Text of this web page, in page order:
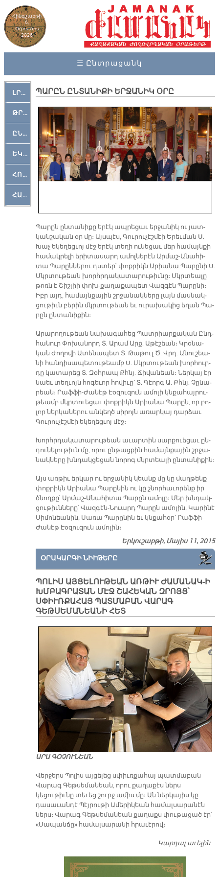
Հինգշաբթի
6,
Օգոստոս
2026
☰ Ընտրացանկ
ԼՐԱՀՈՍ
ԹՐՔԱՀԱՅ ԿԵԱՆՔ
ԸՆԿԵՐԱՄՇԱԿՈՒԹԱՅԻՆ
ԵԿԵՂԵՑԱԿԱՆ
ՀՈԳԵՄՏԱՒՈՐ
ՀԱՐԹԱԿ
ՊԱՐԸՆ ԸՆՏԱՆԻՔԻ ԵՐՋԱՆԻԿ ՕՐԸ
Պա­րըն ըն­տա­նի­քը ե­րէկ ապ­րե­ցաւ եր­ջա­նիկ ու յատ­
կան­շա­կան օր մը։ Այս­պէս, Գու­րու­չէշ­մէի Ե­րեւ­ման Ս.
Խաչ ե­կե­ղեց­ւոյ մէջ ե­րէկ տե­ղի ու­նե­ցաւ մեր հա­մայն­քի
հա­մակ­րե­լի ե­րի­տա­սարդ ա­մոլ­նե­րէն Ար­մաշ-Ա­նա­հի­
տա Պա­րըն­նե­րու դստեր՝ փոք­րիկն Ա­րիա­նա Պա­րը­նի Ս.
Մկրտու­թեան խորհր­դա­կա­տա­րու­թիւ­նը։ Մկրտեա­լը
թոռն է Շիշ­լիի փոխ-քա­ղա­քա­պետ Վազ­գէն Պա­րը­նի։
Իբր այդ, հա­մայն­քա­յին շրջա­նակ­նե­րը լայն մաս­նակ­
ցու­թիւն բե­րին մկրտու­թեան եւ ու­րա­խա­կից ե­ղան Պա­
րըն ըն­տա­նի­քին։
Ա­րա­րո­ղու­թեան նա­խա­գա­հեց Պատ­րիար­քա­կան Ընդ­
հա­նուր Փո­խա­նորդ Տ. Ա­րամ Արք. Ա­թէ­շեան։ Կրօ­նա­
կան Ժո­ղո­վի Ա­տե­նա­պետ Տ. Թա­թուլ Ծ. Վրդ. Ա­նու­շեա­
նի հան­դի­սա­պե­տու­թեամբ Ս. Մկրտու­թեան խոր­հուր­
դը կա­տա­րեց Տ. Զօհ­րապ Քհնյ. Ճի­վա­նեան։ Ներ­կայ էր
նաեւ տեղ­ւոյն հո­գե­ւոր հո­վի­ւը՝ Տ. Գէորգ Ա. Քհնյ. Չը­նա­
րեան։ Րաֆ­ֆի-Ժա­նէթ Էօ­զու­զուն ա­մո­լի կնքա­հայ­րու­
թեամբ մկրտուե­ցաւ փոք­րիկն Ա­րիա­նա Պա­րըն, որ բո­
լոր ներ­կա­նե­րու ան­կեղծ սի­րոյն ա­ռար­կայ դար­ձաւ
Գու­րու­չէշ­մէի ե­կե­ղեց­ւոյ մէջ։
Խորհր­դա­կա­տա­րու­թեան ա­ւար­տին սար­քուե­ցաւ ըն­
դու­նե­լու­թիւն մը, ո­րու ըն­թաց­քին հա­մայն­քա­յին շրջա­
նակ­նե­րը խնդակ­ցե­ցան նո­րոգ մկրտեա­լի ընտանիքին։
Այս առ­թիւ եր­կար ու եր­ջա­նիկ կեանք մը կը մաղ­թենք
փոք­րիկն Ա­րիա­նա Պա­րը­նին ու կը շնոր­հա­ւո­րենք իր
ծնող­քը՝ Ար­մաշ-Ա­նա­հի­տա Պա­րըն ա­մո­լը։ Մեր խնդակ­
ցու­թիւն­նե­րը՝ Վազ­գէն-Նուարդ Պա­րըն ա­մո­լին, Կա­րի­նէ
Սի­մո­նեա­նին, Սա­ռա Պա­րը­նին եւ կնքա­հօր՝ Րաֆ­ֆի-
Ժա­նէթ Էօ­զու­զուն ա­մո­լին։
Երկուշաբթի, Մայիս 11, 2015
ՕՐԱԿԱՐԳԻ ՆԻՒԹԵՐԸ
ՊՈԼԻՍ ԱՅՑԵԼՈՒԹԵԱՆ ԱՌԹԻՒ ԺԱՄԱՆԱԿ-Ի
ԽՄԲԱԳՐԱՏԱՆ ՄԷՋ ՇԱՀԵԿԱՆ ԶՐՈՅՑ՝
ՍՓԻՒՌՔԱՀԱՅ ՊԱՏՄԱԲԱՆ ՎԱՐԱԳ
ԳԵԹՍԵՄԱՆԵԱՆԻ ՀԵՏ
ԱՐԱ ԳՕՉՈՒՆԵԱՆ
Վերջերս Պոլիս այցելեց սփիւռքահայ պատմաբան
Վարագ Գեթսեմանեան, որու քաղաքէս ներս
կեցութիւնը տեւեց շուրջ ամիս մը։ Ան ներկայիս կը
դասաւանդէ Պէյրութի Ամերիկեան համալսարանէն
ներս։ Վարագ Գեթսեմանեան քաղաքս փութացած էր՝
«Սապանճը» համալսարանի հրաւէրով։
Կարդալ աւելին